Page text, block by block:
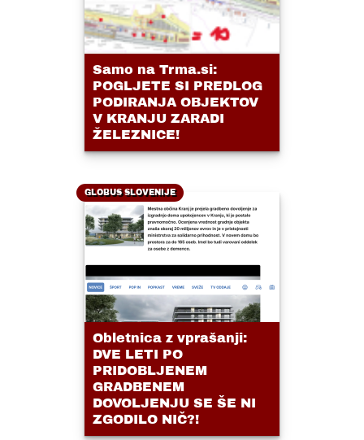
Samo na Trma.si:
POGLJETE SI PREDLOG
PODIRANJA OBJEKTOV
V KRANJU ZARADI
ŽELEZNICE!
GLOBUS SLOVENIJE
Obletnica z vprašanji:
DVE LETI PO
PRIDOBLJENEM
GRADBENEM
DOVOLJENJU SE ŠE NI
ZGODILO NIČ?!